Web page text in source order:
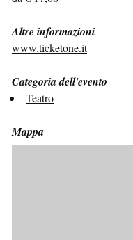
Altre informazioni
www.ticketone.it
Categoria dell'evento
Teatro
Mappa